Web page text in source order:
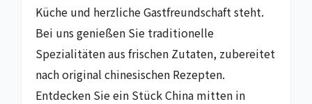
Küche und herzliche Gastfreundschaft steht.
Bei uns genießen Sie traditionelle
Spezialitäten aus frischen Zutaten, zubereitet
nach original chinesischen Rezepten.
Entdecken Sie ein Stück China mitten in